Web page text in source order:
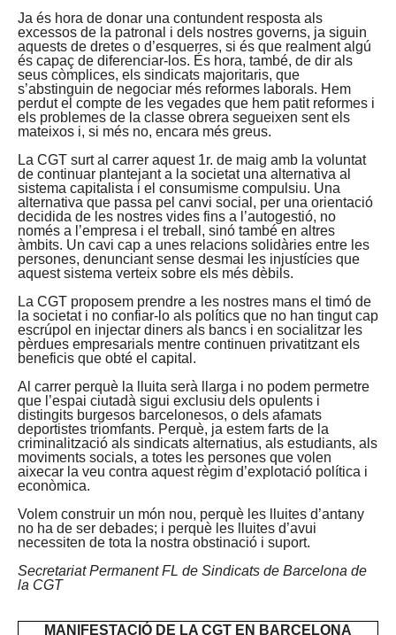
Ja és hora de donar una contundent resposta als
excessos de la patronal i dels nostres governs, ja siguin
aquests de dretes o d’esquerres, si és que realment algú
és capaç de diferenciar-los. És hora, també, de dir als
seus còmplices, els sindicats majoritaris, que
s’abstinguin de negociar més reformes laborals. Hem
perdut el compte de les vegades que hem patit reformes i
els problemes de la classe obrera segueixen sent els
mateixos i, si més no, encara més greus.
La CGT surt al carrer aquest 1r. de maig amb la voluntat
de continuar plantejant a la societat una alternativa al
sistema capitalista i el consumisme compulsiu. Una
alternativa que passa pel canvi social, per una orientació
decidida de les nostres vides fins a l’autogestió, no
només a l’empresa i el treball, sinó també en altres
àmbits. Un cavi cap a unes relacions solidàries entre les
persones, denunciant sense desmai les injustícies que
aquest sistema verteix sobre els més dèbils.
La CGT proposem prendre a les nostres mans el timó de
la societat i no confiar-lo als polítics que no han tingut cap
escrúpol en injectar diners als bancs i en socialitzar les
pèrdues empresarials mentre continuen privatitzant els
beneficis que obté el capital.
Al carrer perquè la lluita serà llarga i no podem permetre
que l’espai ciutadà sigui exclusiu dels opulents i
distingits burgesos barcelonesos, o dels afamats
deportistes triomfants. Perquè, ja estem farts de la
criminalització als sindicats alternatius, als estudiants, als
moviments socials, a totes les persones que volen
aixecar la veu contra aquest règim d’explotació política i
econòmica.
Volem construir un món nou, perquè les lluites d’antany
no ha de ser debades; i perquè les lluites d’avui
necessiten de tota la nostra obstinació i suport.
Secretariat Permanent FL de Sindicats de Barcelona de
la CGT
MANIFESTACIÓ DE LA CGT EN BARCELONA